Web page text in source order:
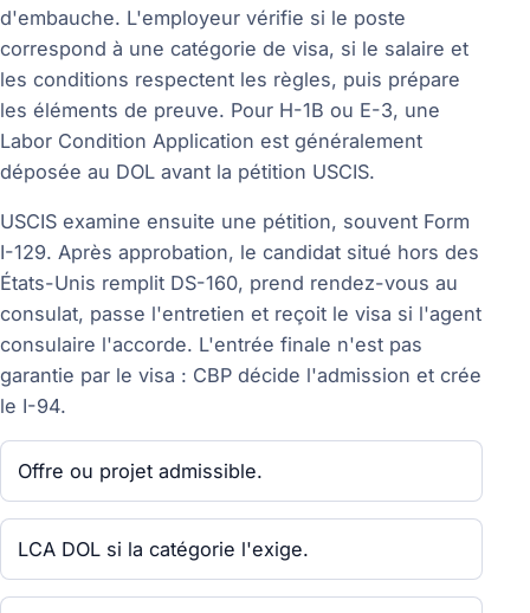
d'embauche. L'employeur vérifie si le poste
correspond à une catégorie de visa, si le salaire et
les conditions respectent les règles, puis prépare
les éléments de preuve. Pour H-1B ou E-3, une
Labor Condition Application est généralement
déposée au DOL avant la pétition USCIS.
USCIS examine ensuite une pétition, souvent Form
I-129. Après approbation, le candidat situé hors des
États-Unis remplit DS-160, prend rendez-vous au
consulat, passe l'entretien et reçoit le visa si l'agent
consulaire l'accorde. L'entrée finale n'est pas
garantie par le visa : CBP décide l'admission et crée
le I-94.
Offre ou projet admissible.
LCA DOL si la catégorie l'exige.